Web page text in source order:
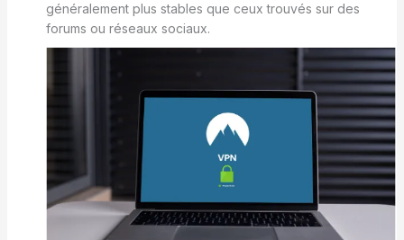
généralement plus stables que ceux trouvés sur des
forums ou réseaux sociaux.